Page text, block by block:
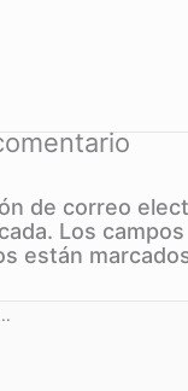
de correo
Los campos
están